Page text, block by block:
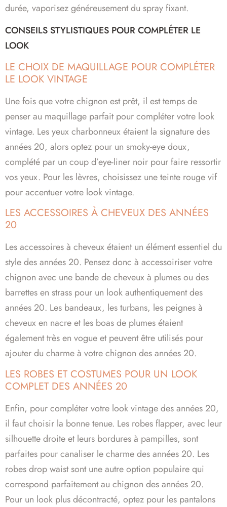
durée, vaporisez généreusement du spray fixant.
CONSEILS STYLISTIQUES POUR COMPLÉTER LE
LOOK
LE CHOIX DE MAQUILLAGE POUR COMPLÉTER
LE LOOK VINTAGE
Une fois que votre chignon est prêt, il est temps de
penser au maquillage parfait pour compléter votre look
vintage. Les yeux charbonneux étaient la signature des
années 20, alors optez pour un smoky-eye doux,
complété par un coup d’eye-liner noir pour faire ressortir
vos yeux. Pour les lèvres, choisissez une teinte rouge vif
pour accentuer votre look vintage.
LES ACCESSOIRES À CHEVEUX DES ANNÉES
20
Les accessoires à cheveux étaient un élément essentiel du
style des années 20. Pensez donc à accessoiriser votre
chignon avec une bande de cheveux à plumes ou des
barrettes en strass pour un look authentiquement des
années 20. Les bandeaux, les turbans, les peignes à
cheveux en nacre et les boas de plumes étaient
également très en vogue et peuvent être utilisés pour
ajouter du charme à votre chignon des années 20.
LES ROBES ET COSTUMES POUR UN LOOK
COMPLET DES ANNÉES 20
Enfin, pour compléter votre look vintage des années 20,
il faut choisir la bonne tenue. Les robes flapper, avec leur
silhouette droite et leurs bordures à pampilles, sont
parfaites pour canaliser le charme des années 20. Les
robes drop waist sont une autre option populaire qui
correspond parfaitement au chignon des années 20.
Pour un look plus décontracté, optez pour les pantalons